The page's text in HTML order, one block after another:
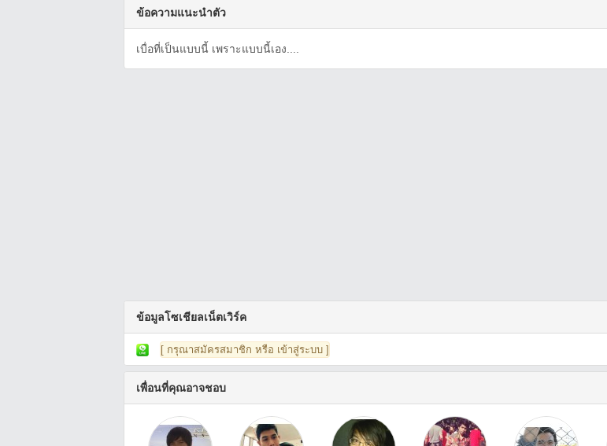
ข้อความแนะนำตัว
เบื่อที่เป็นแบบนี้ เพราะแบบนี้เอง....
ข้อมูลโซเชียลเน็ตเวิร์ค
[ กรุณาสมัครสมาชิก หรือ เข้าสู่ระบบ ]
เพื่อนที่คุณอาจชอบ